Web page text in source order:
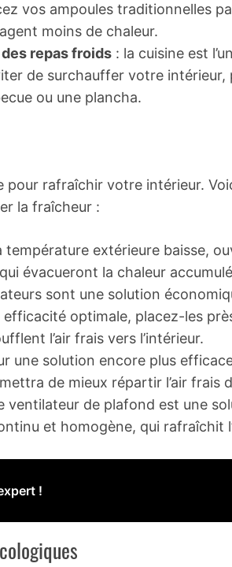
vos ampoules traditionnelles
moins de chaleur.
repas froids : la cuisine est
de surchauffer votre
ou une plancha.
pour rafraîchir votre intérieur.
la fraîcheur :
température extérieure baisse,
évacueront la chaleur
sont une solution
optimale, placez-les
l’air frais vers l’intérieur.
une solution encore plus
de mieux répartir l’air frais
ventilateur de plafond est une
et homogène, qui rafraîchit
!